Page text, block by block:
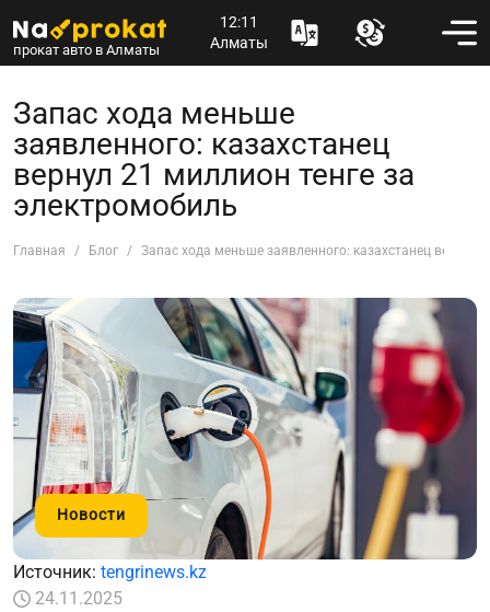
прокат авто в Алматы
12:11
Алматы
Запас хода меньше
заявленного: казахстанец
вернул 21 миллион тенге за
электромобиль
Главная Блог Запас хода меньше заявленного: казахстанец вернул
Новости
Источник: tengrinews.kz
24.11.2025